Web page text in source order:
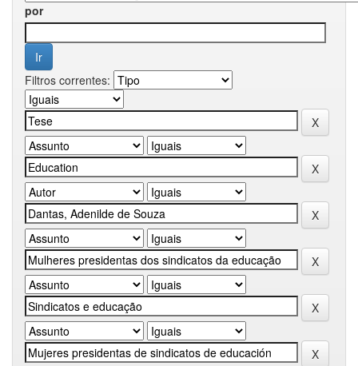
por
Filtros correntes: